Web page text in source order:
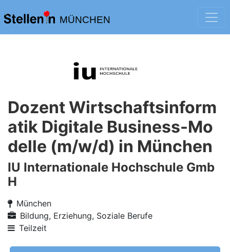
MÜNCHEN
Dozent Wirtschaftsinform
atik Digitale Business-Mo
delle (m/w/d) in München
IU Internationale Hochschule Gmb
H
München
Bildung, Erziehung, Soziale Berufe
Teilzeit